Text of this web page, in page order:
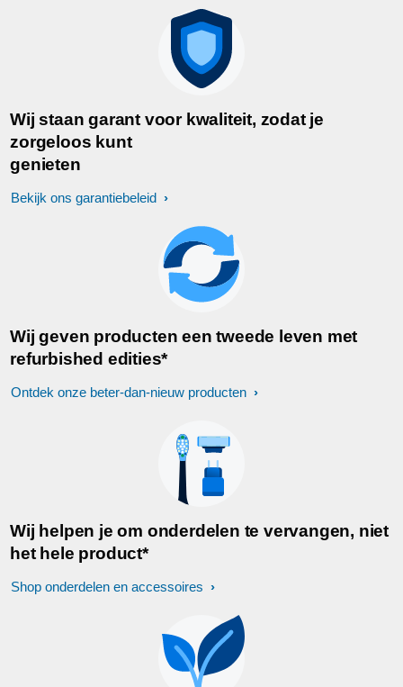
Wij staan garant voor kwaliteit, zodat je
zorgeloos kunt
genieten
Bekijk ons garantiebeleid
Wij geven producten een tweede leven met
refurbished edities*
Ontdek onze beter-dan-nieuw producten
Wij helpen je om onderdelen te vervangen, niet
het hele product*
Shop onderdelen en accessoires